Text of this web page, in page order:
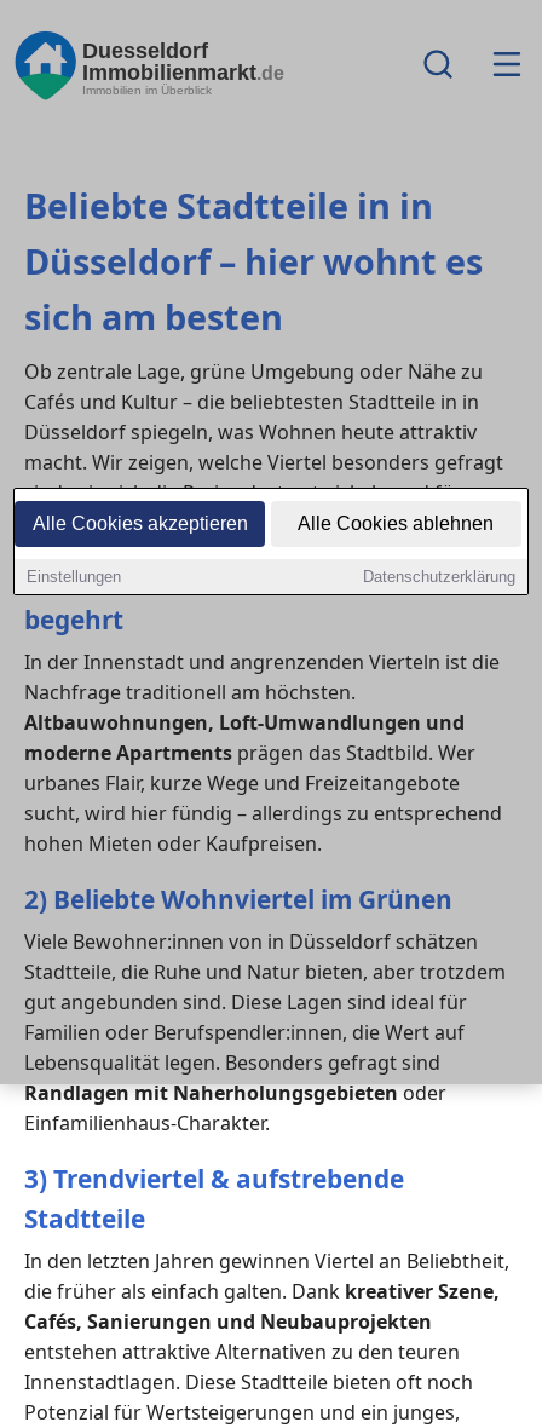
Alle Cookies akzeptieren Alle Cookies ablehnen
Einstellungen Datenschutzerklärung
Duesseldorf
Immobilienmarkt.de
Immobilien im Überblick
Beliebte Stadtteile in in
Düsseldorf – hier wohnt es
sich am besten
Ob zentrale Lage, grüne Umgebung oder Nähe zu
Cafés und Kultur – die beliebtesten Stadtteile in in
Düsseldorf spiegeln, was Wohnen heute attraktiv
macht. Wir zeigen, welche Viertel besonders gefragt
sind, wie sich die Preise dort entwickeln und für wen
sich welche Lage eignet.
1) Zentrumslagen – urban, lebendig,
begehrt
In der Innenstadt und angrenzenden Vierteln ist die
Nachfrage traditionell am höchsten.
Altbauwohnungen, Loft-Umwandlungen und
moderne Apartments prägen das Stadtbild. Wer
urbanes Flair, kurze Wege und Freizeitangebote
sucht, wird hier fündig – allerdings zu entsprechend
hohen Mieten oder Kaufpreisen.
2) Beliebte Wohnviertel im Grünen
Viele Bewohner:innen von in Düsseldorf schätzen
Stadtteile, die Ruhe und Natur bieten, aber trotzdem
gut angebunden sind. Diese Lagen sind ideal für
Familien oder Berufspendler:innen, die Wert auf
Lebensqualität legen. Besonders gefragt sind
Randlagen mit Naherholungsgebietenoder
Einfamilienhaus-Charakter.
3) Trendviertel & aufstrebende
Stadtteile
In den letzten Jahren gewinnen Viertel an Beliebtheit,
die früher als einfach galten. Dank kreativer Szene,
Cafés, Sanierungen und Neubauprojekten
entstehen attraktive Alternativen zu den teuren
Innenstadtlagen. Diese Stadtteile bieten oft noch
Potenzial für Wertsteigerungen und ein junges,